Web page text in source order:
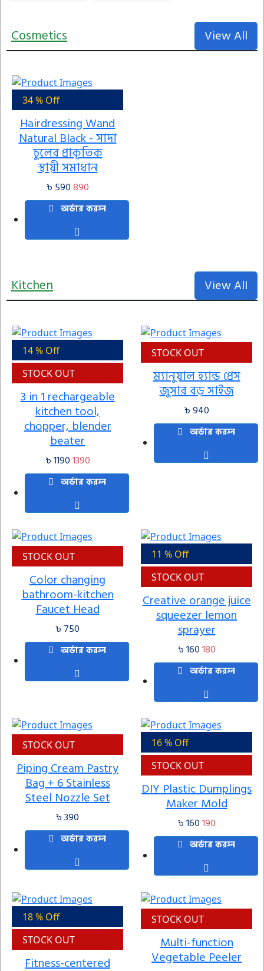
Cosmetics View All
34 % Off
Hairdressing Wand
Natural Black - সাদা
চুলের প্রাকৃতিক
স্থায়ী সমাধান
৳ 590890
অর্ডার করুন
Kitchen View All
14 % Off
STOCK OUT
3 in 1 rechargeable
kitchen tool,
chopper, blender
beater
৳ 11901390
অর্ডার করুন
STOCK OUT
ম্যানুয়াল হ্যান্ড প্রেস
জুসার বড় সাইজ
৳ 940
অর্ডার করুন
STOCK OUT
Color changing
bathroom-kitchen
Faucet Head
৳ 750
অর্ডার করুন
11 % Off
STOCK OUT
Creative orange juice
squeezer lemon
sprayer
৳ 160180
অর্ডার করুন
STOCK OUT
Piping Cream Pastry
Bag + 6 Stainless
Steel Nozzle Set
৳ 390
অর্ডার করুন
16 % Off
STOCK OUT
DIY Plastic Dumplings
Maker Mold
৳ 160190
অর্ডার করুন
18 % Off
STOCK OUT
Fitness-centered
STOCK OUT
Multi-function
Vegetable Peeler